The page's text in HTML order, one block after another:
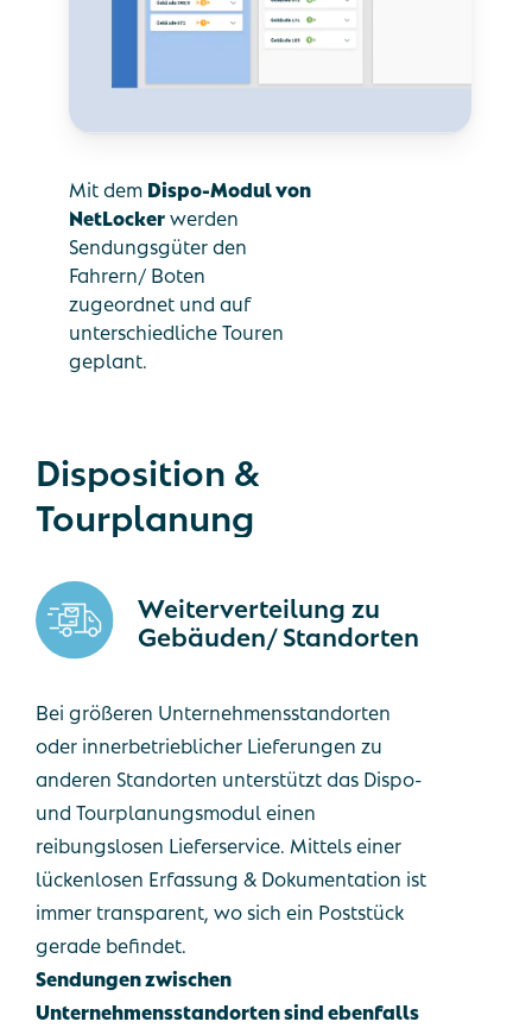
Mit dem Dispo-Modul von
NetLockerwerden
Sendungsgüter den
Fahrern/ Boten
zugeordnet und auf
unterschiedliche Touren
geplant.
Disposition &
Tourplanung
Weiterverteilung zu
Gebäuden/ Standorten
Bei größeren Unternehmensstandorten
oder innerbetrieblicher Lieferungen zu
anderen Standorten unterstützt das Dispo-
und Tourplanungsmodul einen
reibungslosen Lieferservice. Mittels einer
lückenlosen Erfassung & Dokumentation ist
immer transparent, wo sich ein Poststück
gerade befindet.
Sendungen zwischen
Unternehmensstandorten sind ebenfalls